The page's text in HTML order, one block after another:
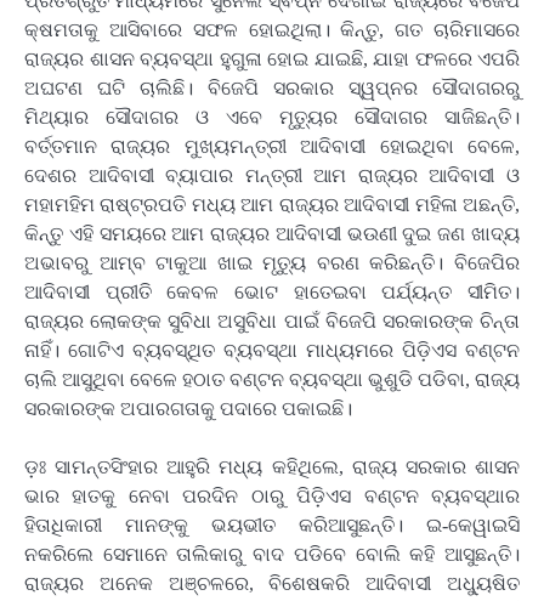
କ୍ଷମତାକୁ ଆସିବାରେ ସଫଳ ହୋଇଥିଲା। କିନ୍ତୁ, ଗତ ଚାରିମାସରେ
ରାଜ୍ୟର ଶାସନ ବ୍ୟବସ୍ଥା ହୁଗୁଳା ହୋଇ ଯାଇଛି, ଯାହା ଫଳରେ ଏପରି
ଅଘଟଣ ଘଟି ଚାଲିଛି। ବିଜେପି ସରକାର ସ୍ୱପ୍ନର ସୌଦାଗରରୁ
ମିଥ୍ୟାର ସୌଦାଗର ଓ ଏବେ ମୃତ୍ୟୁର ସୌଦାଗର ସାଜିଛନ୍ତି।
ବର୍ତ୍ତମାନ ରାଜ୍ୟର ମୁଖ୍ୟମନ୍ତ୍ରୀ ଆଦିବାସୀ ହୋଇଥିବା ବେଳେ,
ଦେଶର ଆଦିବାସୀ ବ୍ୟାପାର ମନ୍ତ୍ରୀ ଆମ ରାଜ୍ୟର ଆଦିବାସୀ ଓ
ମହାମହିମ ରାଷ୍ଟ୍ରପତି ମଧ୍ୟ ଆମ ରାଜ୍ୟର ଆଦିବାସୀ ମହିଳା ଅଛନ୍ତି,
କିନ୍ତୁ ଏହି ସମୟରେ ଆମ ରାଜ୍ୟର ଆଦିବାସୀ ଭଉଣୀ ଦୁଇ ଜଣ ଖାଦ୍ୟ
ଅଭାବରୁ ଆମ୍ବ ଟାକୁଆ ଖାଇ ମୃତ୍ୟୁ ବରଣ କରିଛନ୍ତି। ବିଜେପିର
ଆଦିବାସୀ ପ୍ରୀତି କେବଳ ଭୋଟ ହାତେଇବା ପର୍ଯ୍ୟନ୍ତ ସୀମିତ।
ରାଜ୍ୟର ଲୋକଙ୍କ ସୁବିଧା ଅସୁବିଧା ପାଇଁ ବିଜେପି ସରକାରଙ୍କ ଚିନ୍ତା
ନାହିଁ। ଗୋଟିଏ ବ୍ୟବସ୍ଥିତ ବ୍ୟବସ୍ଥା ମାଧ୍ୟମରେ ପିଡ଼ିଏସ ବଣ୍ଟନ
ଚାଲି ଆସୁଥିବା ବେଳେ ହଠାତ ବଣ୍ଟନ ବ୍ୟବସ୍ଥା ଭୁଶୁଡି ପଡିବା, ରାଜ୍ୟ
ସରକାରଙ୍କ ଅପାରଗତାକୁ ପଦାରେ ପକାଇଛି।
ଡ଼ଃ ସାମନ୍ତସିଂହାର ଆହୁରି ମଧ୍ୟ କହିଥିଲେ, ରାଜ୍ୟ ସରକାର ଶାସନ
ଭାର ହାତକୁ ନେବା ପରଦିନ ଠାରୁ ପିଡ଼ିଏସ ବଣ୍ଟନ ବ୍ୟବସ୍ଥାର
ହିତାଧିକାରୀ ମାନଙ୍କୁ ଭୟଭୀତ କରିଆସୁଛନ୍ତି। ଇ-କେୱାଇସି
ନକରିଲେ ସେମାନେ ତାଲିକାରୁ ବାଦ ପଡିବେ ବୋଲି କହି ଆସୁଛନ୍ତି।
ରାଜ୍ୟର ଅନେକ ଅଞ୍ଚଳରେ, ବିଶେଷକରି ଆଦିବାସୀ ଅଧ୍ୟୁଷିତ